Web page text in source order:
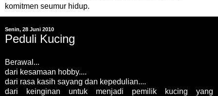
komitmen seumur hidup.
Senin, 28 Juni 2010
Peduli Kucing
Berawal...
dari kesamaan hobby....
dari rasa kasih sayang dan kepedulian....
dari keinginan untuk menjadi pemilik kucing yang